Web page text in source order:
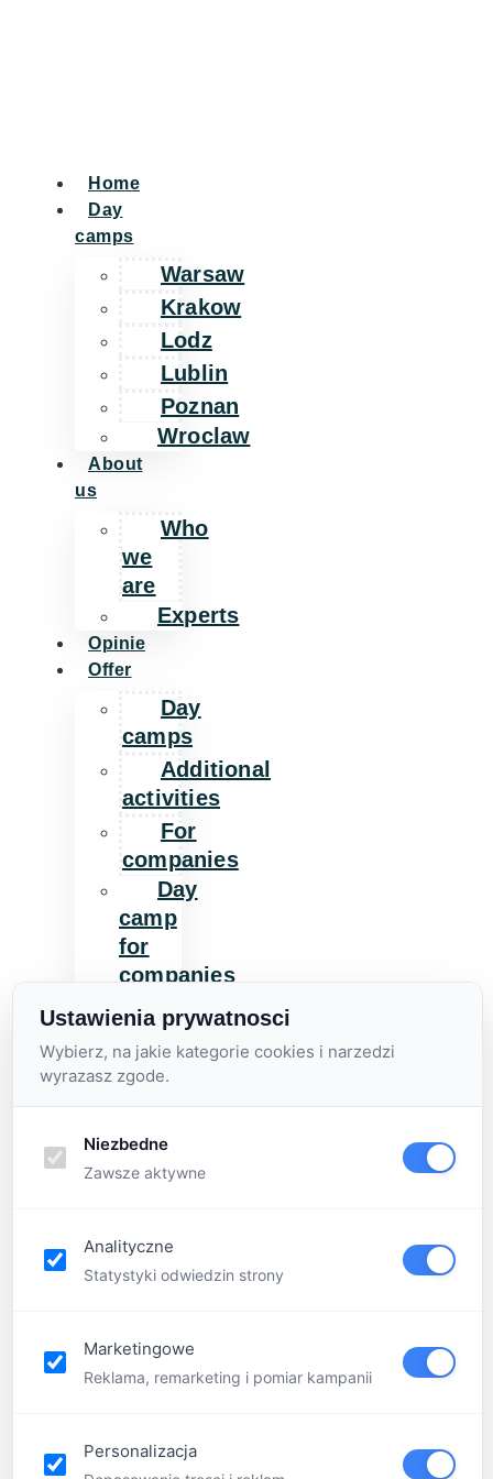
Home
Day
camps
Warsaw
Krakow
Lodz
Lublin
Poznan
Wroclaw
About
us
Who
we
are
Experts
Opinie
Offer
Day
camps
Additional
activities
For
companies
Day
camp
for
companies
Contact
Ustawienia prywatnosci
Wybierz, na jakie kategorie cookies i narzedzi
wyrazasz zgode.
Niezbedne
Zawsze aktywne
Analityczne
Statystyki odwiedzin strony
Marketingowe
Reklama, remarketing i pomiar kampanii
Personalizacja